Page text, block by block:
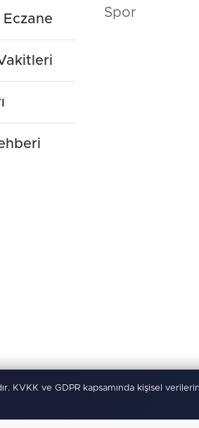
Spor
KVKK ve GDPR kapsamında kişisel
KVKKÇerez Politikası